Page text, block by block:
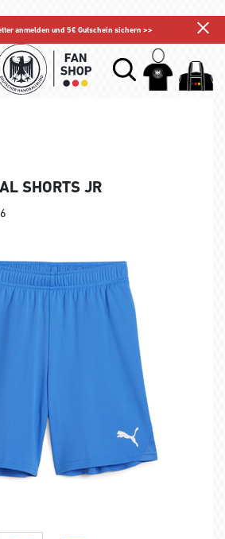
anmelden und 5€ Gutschein sichern >>
SHORTS JR